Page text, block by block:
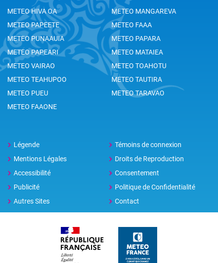
METEO HIVA OA
METEO MANGAREVA
METEO PAPEETE
METEO FAAA
METEO PUNAAUIA
METEO PAPARA
METEO PAPEARI
METEO MATAIEA
METEO VAIRAO
METEO TOAHOTU
METEO TEAHUPOO
METEO TAUTIRA
METEO PUEU
METEO TARAVAO
METEO FAAONE
Légende
Témoins de connexion
Mentions Légales
Droits de Reproduction
Accessibilité
Consentement
Publicité
Politique de Confidentialité
Autres Sites
Contact